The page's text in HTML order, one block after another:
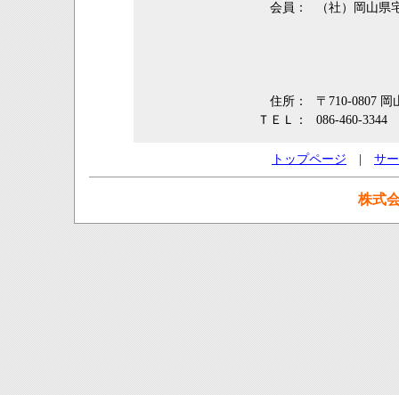
会員：
（社）岡山県
住所：
〒710-0807
ＴＥＬ：
086-460-3344
トップページ サ
株式